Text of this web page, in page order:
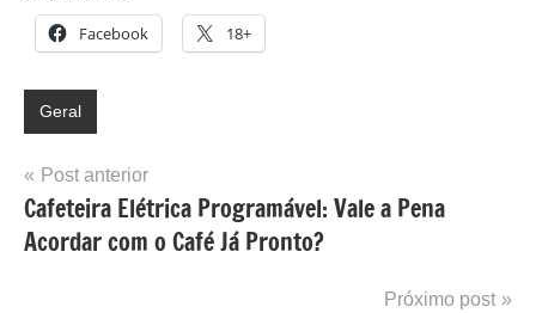
Facebook 18+
Geral
Navegação
de
Post
Post anterior
Cafeteira Elétrica Programável: Vale a Pena
Acordar com o Café Já Pronto?
Próximo post